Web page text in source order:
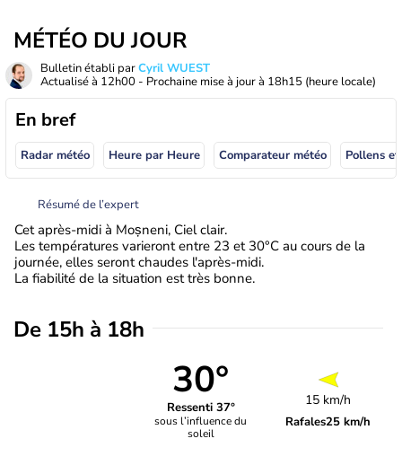
MÉTÉO DU JOUR
Bulletin établi parCyril WUEST
Actualisé à 12h00 - Prochaine mise à jour à 18h15 (heure locale)
En bref
Radar météo Heure par Heure Comparateur météo Pollens
Résumé de l’expert
Cet après-midi à Moșneni, Ciel clair.
Les températures varieront entre 23 et 30°C au cours de la
journée, elles seront chaudes l'après-midi.
La fiabilité de la situation est très bonne.
De 15h à 18h
30°
Ressenti 37°
sous l’influence du
soleil
15 km/h
Rafales25 km/h